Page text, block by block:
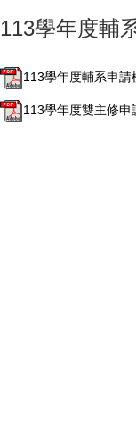
113學年度輔
113學年度輔系申
113學年度雙主修